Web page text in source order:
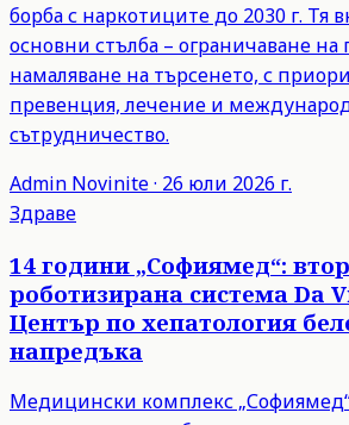
борба с наркотиците до 2030 г. Тя
основни стълба – ограничаване на
намаляване на търсенето, с
превенция, лечение и
сътрудничество.
Admin Novinite· 26 юли 2026 г.
Здраве
14 години „Софиямед“:
роботизирана система Da
Център по хепатология
напредъка
Медицински комплекс „Софиямед“